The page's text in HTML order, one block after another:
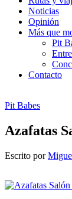
Noticias
Opinión
Más que
Pit
Contacto
Pit Babes
Azafatas
Escrito por